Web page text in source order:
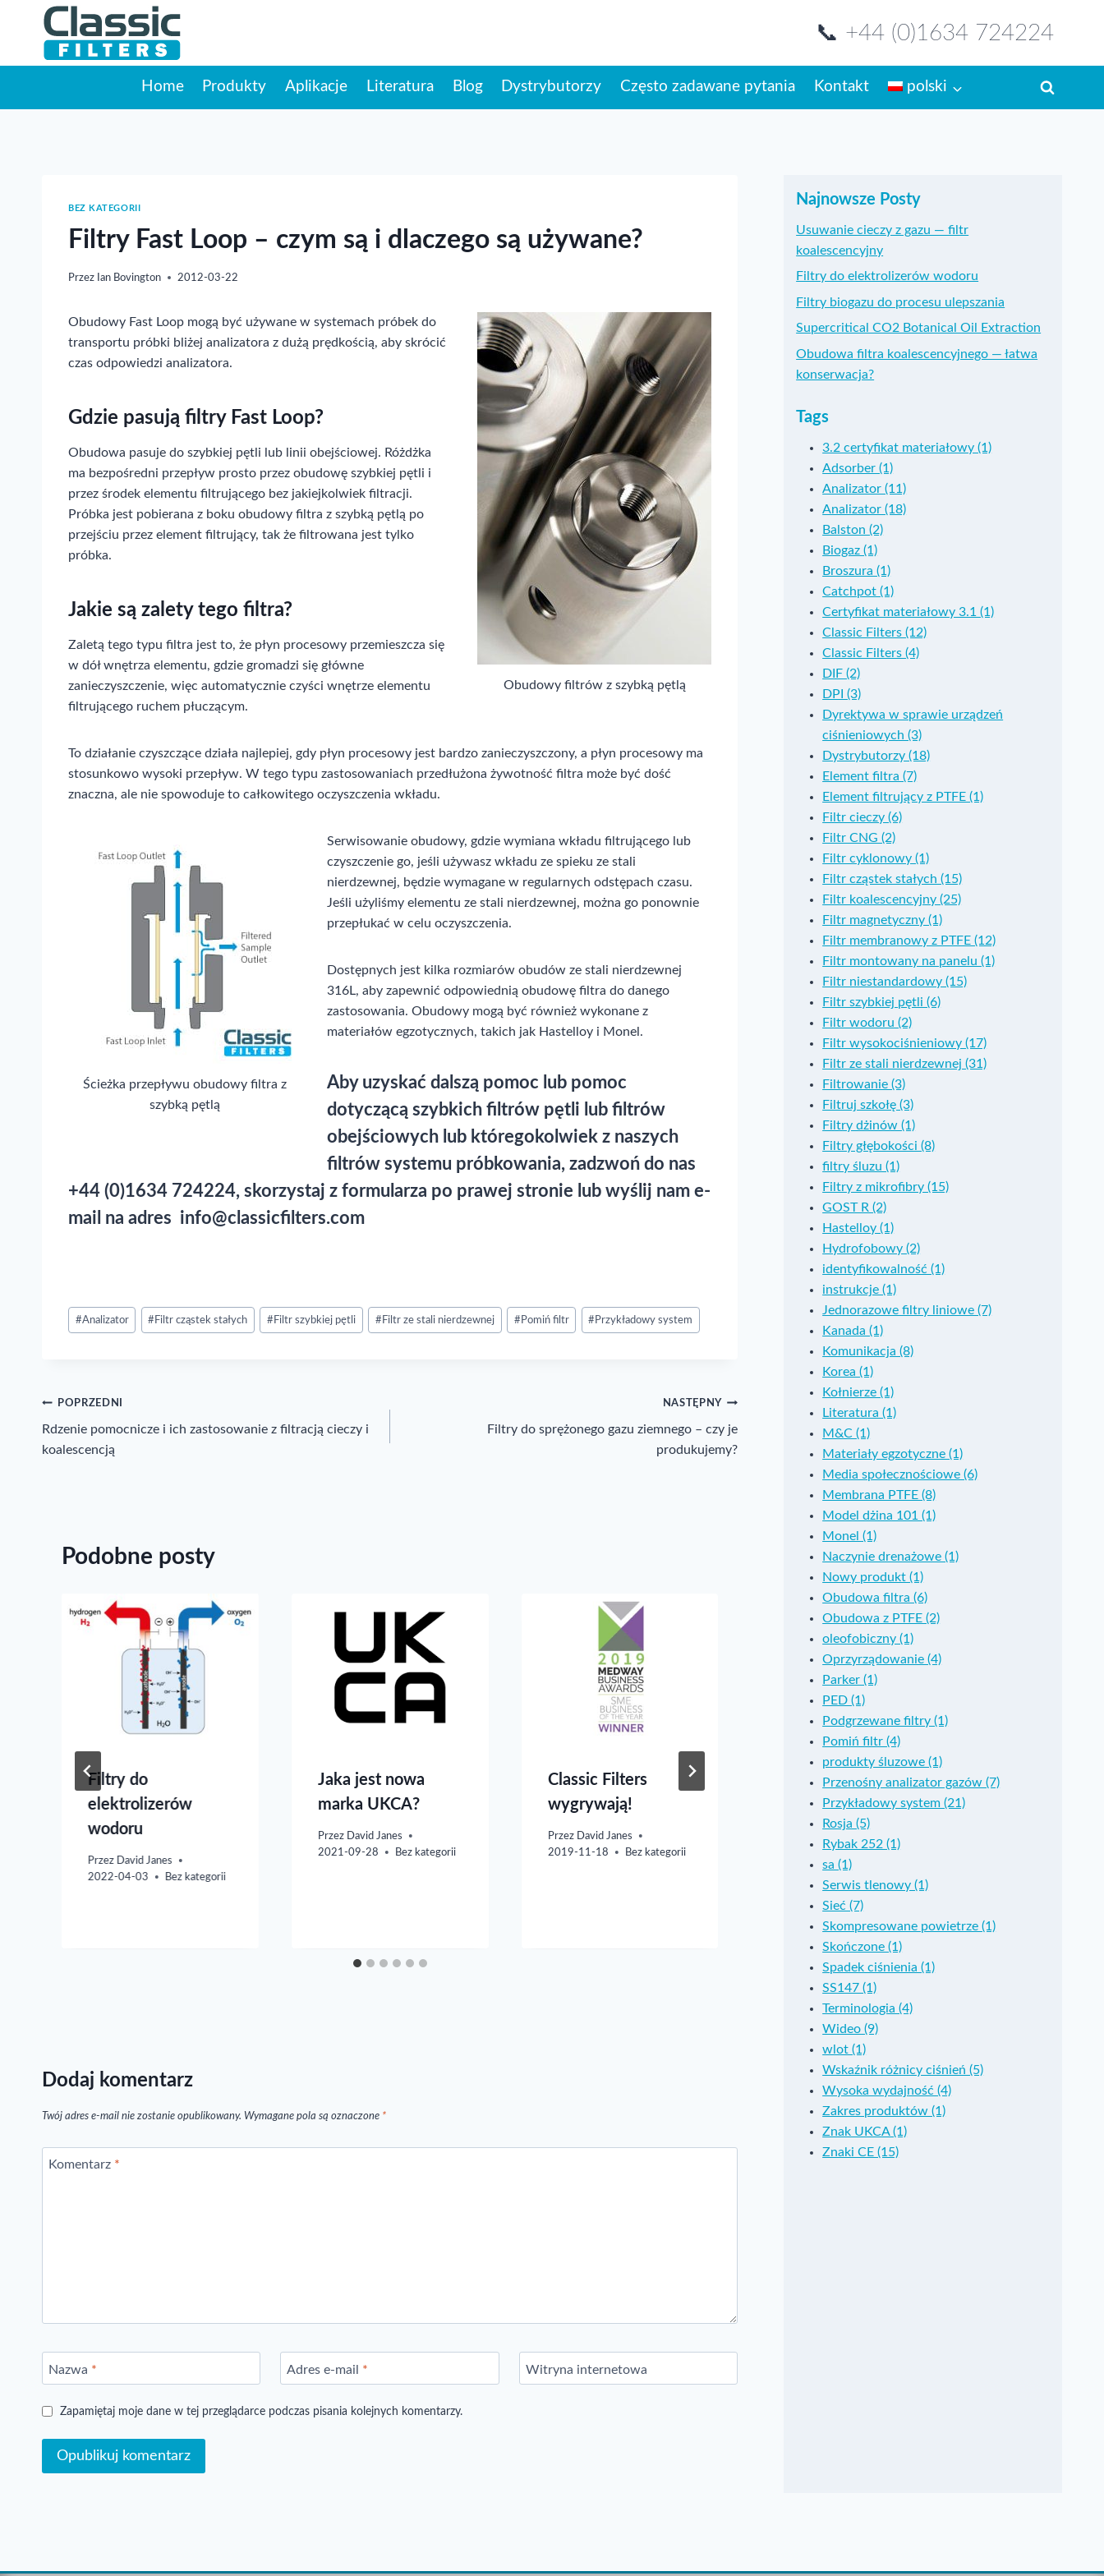
📞 +44 (0)1634 724224
Home Produkty Aplikacje Literatura Blog Dystrybutorzy Często zadawane pytania Kontakt polski
BEZ KATEGORII
Filtry Fast Loop – czym są i dlaczego są używane?
Przez Ian Bovington 2012-03-22
Obudowy filtrów z szybką pętlą
Obudowy Fast Loop mogą być używane w systemach próbek do
transportu próbki bliżej analizatora z dużą prędkością, aby skrócić
czas odpowiedzi analizatora.
Gdzie pasują filtry Fast Loop?
Obudowa pasuje do szybkiej pętli lub linii obejściowej. Różdżka
ma bezpośredni przepływ prosto przez obudowę szybkiej pętli i
przez środek elementu filtrującego bez jakiejkolwiek filtracji.
Próbka jest pobierana z boku obudowy filtra z szybką pętlą po
przejściu przez element filtrujący, tak że filtrowana jest tylko
próbka.
Jakie są zalety tego filtra?
Zaletą tego typu filtra jest to, że płyn procesowy przemieszcza się
w dół wnętrza elementu, gdzie gromadzi się główne
zanieczyszczenie, więc automatycznie czyści wnętrze elementu
filtrującego ruchem płuczącym.
To działanie czyszczące działa najlepiej, gdy płyn procesowy jest bardzo zanieczyszczony, a płyn procesowy ma
stosunkowo wysoki przepływ. W tego typu zastosowaniach przedłużona żywotność filtra może być dość
znaczna, ale nie spowoduje to całkowitego oczyszczenia wkładu.
Ścieżka przepływu obudowy filtra z
szybką pętlą
Serwisowanie obudowy, gdzie wymiana wkładu filtrującego lub
czyszczenie go, jeśli używasz wkładu ze spieku ze stali
nierdzewnej, będzie wymagane w regularnych odstępach czasu.
Jeśli użyliśmy elementu ze stali nierdzewnej, można go ponownie
przepłukać w celu oczyszczenia.
Dostępnych jest kilka rozmiarów obudów ze stali nierdzewnej
316L, aby zapewnić odpowiednią obudowę filtra do danego
zastosowania. Obudowy mogą być również wykonane z
materiałów egzotycznych, takich jak Hastelloy i Monel.
Aby uzyskać dalszą pomoc lub pomoc
dotyczącą szybkich filtrów pętli lub filtrów
obejściowych lub któregokolwiek z naszych
filtrów systemu próbkowania, zadzwoń do nas
+44 (0)1634 724224, skorzystaj z formularza po prawej stronie lub wyślij nam e-
mail na adres info@classicfilters.com
Post
Tags:
#Analizator # Filtr cząstek stałych # Filtr szybkiej pętli # Filtr ze stali nierdzewnej # Pomiń filtr # Przykładowy system
Nawigacja
wpisu
POPRZEDNI
Rdzenie pomocnicze i ich zastosowanie z filtracją cieczy i
koalescencją
NASTĘPNY
Filtry do sprężonego gazu ziemnego – czy je
produkujemy?
Podobne posty
Filtry do
elektrolizerów
wodoru
Przez
David Janes
2022-04-03
Bez kategorii
Jaka jest nowa
marka UKCA?
Przez
David Janes
2021-09-28
Bez kategorii
Classic Filters
wygrywają!
Przez
David Janes
2019-11-18
Bez kategorii
Filtry do modułów
zasilania ogniw
paliwowych
David Janes
Dodaj komentarz
Twój adres e-mail nie zostanie opublikowany. Wymagane pola są oznaczone *
Komentarz *
Nazwa * Adres e-mail * Witryna internetowa
Zapamiętaj moje dane w tej przeglądarce podczas pisania kolejnych komentarzy.
Najnowsze Posty
Usuwanie cieczy z gazu — filtr
koalescencyjny
Filtry do elektrolizerów wodoru
Filtry biogazu do procesu ulepszania
Supercritical CO2 Botanical Oil Extraction
Obudowa filtra koalescencyjnego — łatwa
konserwacja?
Tags
3.2 certyfikat materiałowy (1)
Adsorber (1)
Analizator (11)
Analizator (18)
Balston (2)
Biogaz (1)
Broszura (1)
Catchpot (1)
Certyfikat materiałowy 3.1 (1)
Classic Filters (12)
Classic Filters (4)
DIF (2)
DPI (3)
Dyrektywa w sprawie urządzeń
ciśnieniowych (3)
Dystrybutorzy (18)
Element filtra (7)
Element filtrujący z PTFE (1)
Filtr cieczy (6)
Filtr CNG (2)
Filtr cyklonowy (1)
Filtr cząstek stałych (15)
Filtr koalescencyjny (25)
Filtr magnetyczny (1)
Filtr membranowy z PTFE (12)
Filtr montowany na panelu (1)
Filtr niestandardowy (15)
Filtr szybkiej pętli (6)
Filtr wodoru (2)
Filtr wysokociśnieniowy (17)
Filtr ze stali nierdzewnej (31)
Filtrowanie (3)
Filtruj szkołę (3)
Filtry dżinów (1)
Filtry głębokości (8)
filtry śluzu (1)
Filtry z mikrofibry (15)
GOST R (2)
Hastelloy (1)
Hydrofobowy (2)
identyfikowalność (1)
instrukcje (1)
Jednorazowe filtry liniowe (7)
Kanada (1)
Komunikacja (8)
Korea (1)
Kołnierze (1)
Literatura (1)
M&C (1)
Materiały egzotyczne (1)
Media społecznościowe (6)
Membrana PTFE (8)
Model dżina 101 (1)
Monel (1)
Naczynie drenażowe (1)
Nowy produkt (1)
Obudowa filtra (6)
Obudowa z PTFE (2)
oleofobiczny (1)
Oprzyrządowanie (4)
Parker (1)
PED (1)
Podgrzewane filtry (1)
Pomiń filtr (4)
produkty śluzowe (1)
Przenośny analizator gazów (7)
Przykładowy system (21)
Rosja (5)
Rybak 252 (1)
sa (1)
Serwis tlenowy (1)
Sieć (7)
Skompresowane powietrze (1)
Skończone (1)
Spadek ciśnienia (1)
SS147 (1)
Terminologia (4)
Wideo (9)
wlot (1)
Wskaźnik różnicy ciśnień (5)
Wysoka wydajność (4)
Zakres produktów (1)
Znak UKCA (1)
Znaki CE (15)